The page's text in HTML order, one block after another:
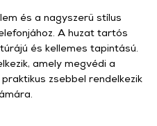
és a nagyszerű stílus
A huzat tartós
és kellemes tapintású.
amely megvédi a
zsebbel rendelkezik